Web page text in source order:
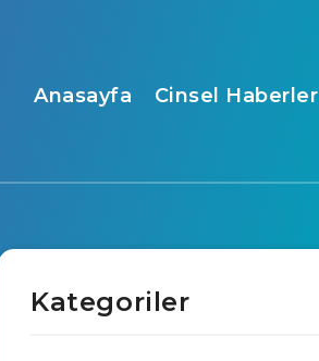
Anasayfa Cinsel Haberler
Kategoriler